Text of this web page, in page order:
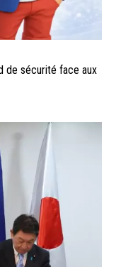
de sécurité face aux